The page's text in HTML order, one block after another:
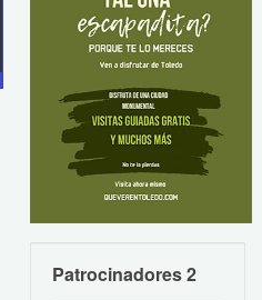
Patrocinadores 2